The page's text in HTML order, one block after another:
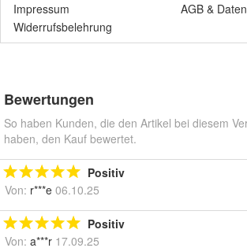
Impressum
AGB &
Widerrufsbelehrung
Bewertungen
So haben Kunden, die den Artikel bei diesem
haben, den Kauf bewertet.
Positiv
Von: r***e 06.10.25
Positiv
Von: a***r 17.09.25